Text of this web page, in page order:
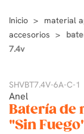
Inicio material
accesorios
7.4v
SHVBT7.4V-6A-C-1
Anel
Batería de
"Sin